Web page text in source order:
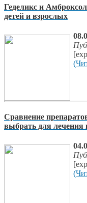
Геделикс и
детей и взрослых
Сравнение
выбрать для лечения